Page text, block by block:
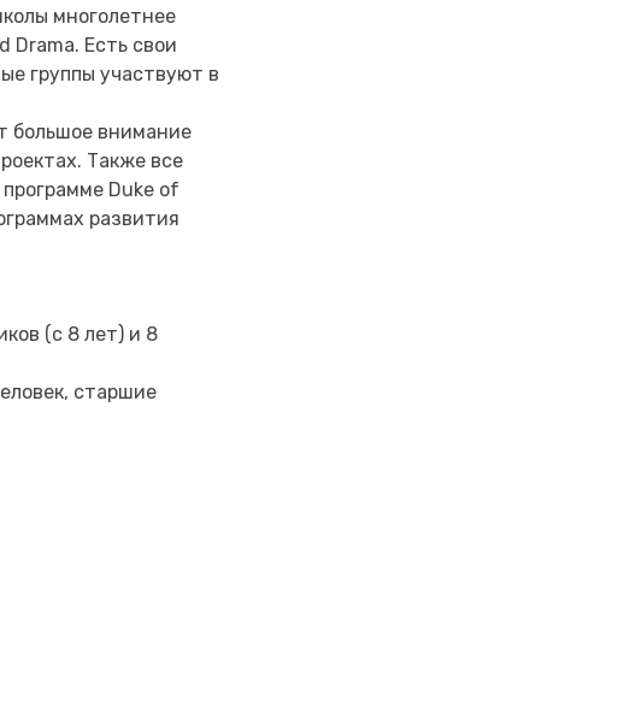
многолетнее
Drama. Есть свои
группы участвуют в
большое внимание
Также все
Duke of
развития
(с 8 лет) и 8
старшие